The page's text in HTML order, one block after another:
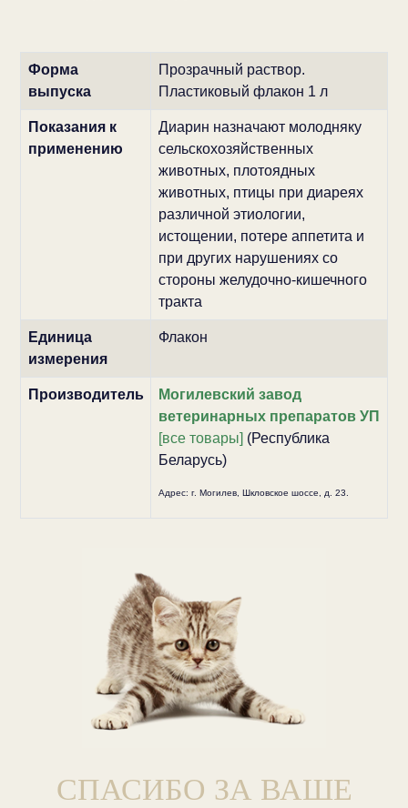
Форма
выпуска
Прозрачный раствор.
Пластиковый флакон 1 л
Показания к
применению
Диарин назначают молодняку
сельскохозяйственных
животных, плотоядных
животных, птицы при диареях
различной этиологии,
истощении, потере аппетита и
при других нарушениях со
стороны желудочно-кишечного
тракта
Единица
измерения
Флакон
Производитель
Могилевский завод
ветеринарных препаратов УП
[все товары] (Республика
Беларусь)
Адрес: г. Могилев, Шкловское шоссе, д. 23.
СПАСИБО ЗА ВАШЕ